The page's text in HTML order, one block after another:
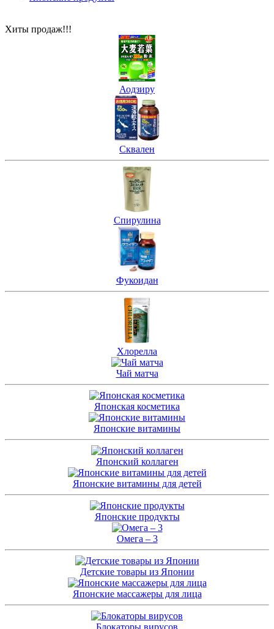
Хиты продаж!!!
Аодзиру
Сквален
Спирулина
Фукоидан
Хлорелла
Чай матча
Японская косметика
Японские витамины
Японский коллаген
Японские витамины для детей
Японские продукты
Омега – 3
Детские товары из Японии
Японские массажеры для лица